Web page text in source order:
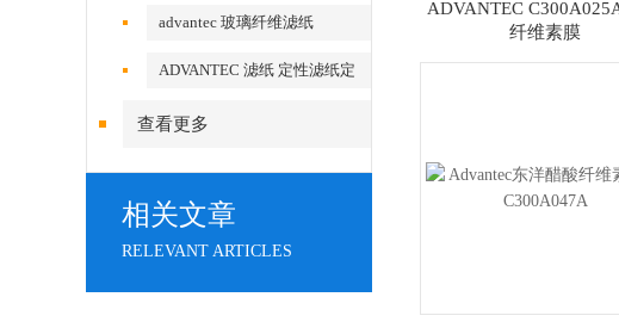
advantec 玻璃纤维滤纸
ADVANTEC 滤纸 定性滤纸定
查看更多
相关文章
RELEVANT ARTICLES
ADVANTEC
纤维素膜